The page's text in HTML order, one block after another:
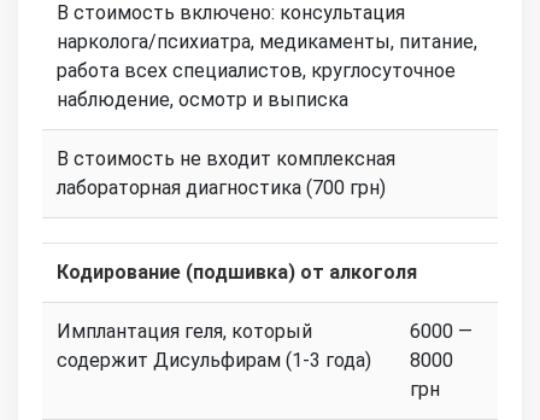
В стоимость включено: консультация
нарколога/психиатра, медикаменты, питание,
работа всех специалистов, круглосуточное
наблюдение, осмотр и выписка
В стоимость не входит комплексная
лабораторная диагностика (700 грн)
Кодирование (подшивка) от алкоголя
Имплантация геля, который
содержит Дисульфирам (1-3 года)
6000 —
8000
грн